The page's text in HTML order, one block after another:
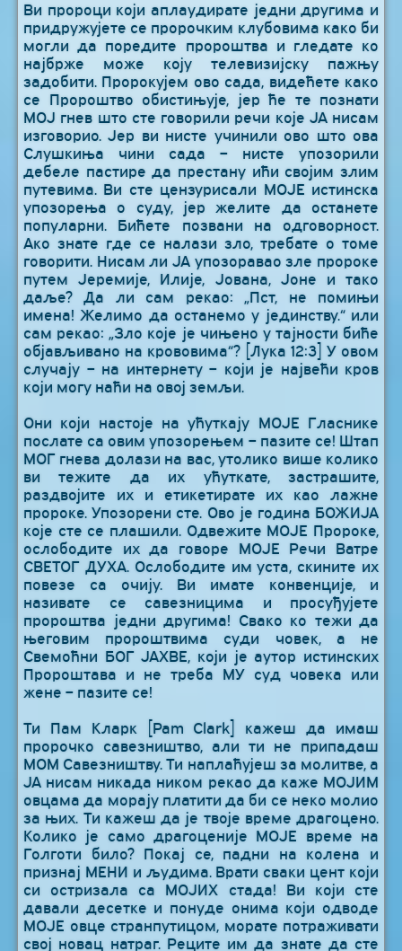
Ви пророци који аплаудирате једни другима и
придружујете се пророчким клубовима како би
могли да поредите пророштва и гледате ко
најбрже може коју телевизијску пажњу
задобити. Пророкујем ово сада, видећете како
се Пророштво обистињује, јер ће те познати
МОЈ гнев што сте говорили речи које ЈА нисам
изговорио. Јер ви нисте учинили ово што ова
Слушкиња чини сада – нисте упозорили
дебеле пастире да престану ићи својим злим
путевима. Ви сте цензурисали МОЈЕ истинска
упозорења о суду, јер желите да останете
популарни. Бићете позвани на одговорност.
Ако знате где се налази зло, требате о томе
говорити. Нисам ли ЈА упозоравао зле пророке
путем Јеремије, Илије, Јована, Јоне и тако
даље? Да ли сам рекао: „Пст, не помињи
имена! Желимо да останемо у јединству.“ или
сам рекао: „Зло које је чињено у тајности биће
објављивано на крововима“? [Лука 12:3] У овом
случају – на интернету – који је највећи кров
који могу наћи на овој земљи.
Они који настоје на ућуткају МОЈЕ Гласнике
послате са овим упозорењем – пазите се! Штап
МОГ гнева долази на вас, утолико више колико
ви тежите да их ућуткате, застрашите,
раздвојите их и етикетирате их као лажне
пророке. Упозорени сте. Ово је година БОЖИЈА
које сте се плашили. Одвежите МОЈЕ Пророке,
ослободите их да говоре МОЈЕ Речи Ватре
СВЕТОГ ДУХА. Ослободите им уста, скините их
повезе са очију. Ви имате конвенције, и
називате се савезницима и просуђујете
пророштва једни другима! Свако ко тежи да
његовим пророштвима суди човек, а не
Свемоћни БОГ ЈАХВЕ, који је аутор истинских
Пророштава и не треба МУ суд човека или
жене – пазите се!
Ти Пам Кларк [Pam Clark] кажеш да имаш
пророчко савезништво, али ти не припадаш
МОМ Савезништву. Ти наплаћујеш за молитве, а
ЈА нисам никада ником рекао да каже МОЈИМ
овцама да морају платити да би се неко молио
за њих. Ти кажеш да је твоје време драгоцено.
Колико је само драгоценије МОЈЕ време на
Голготи било? Покај се, падни на колена и
признај МЕНИ и људима. Врати сваки цент који
си остризала са МОЈИХ стада! Ви који сте
давали десетке и понуде онима који одводе
МОЈЕ овце странпутицом, морате потраживати
свој новац натраг. Реците им да знате да сте